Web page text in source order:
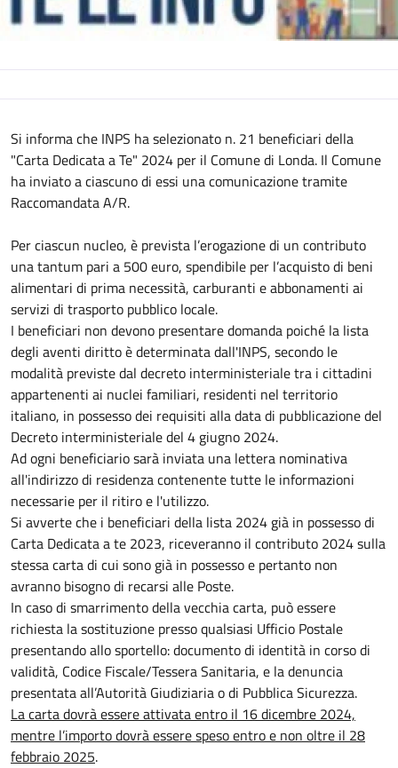
Descrizione
Si informa che INPS ha selezionato n. 21 beneficiari della
"Carta Dedicata a Te" 2024 per il Comune di Londa. Il Comune
ha inviato a ciascuno di essi una comunicazione tramite
Raccomandata A/R.
Per ciascun nucleo, è prevista l’erogazione di un contributo
una tantum pari a 500 euro, spendibile per l’acquisto di beni
alimentari di prima necessità, carburanti e abbonamenti ai
servizi di trasporto pubblico locale.
I beneficiari non devono presentare domanda poiché la lista
degli aventi diritto è determinata dall'INPS, secondo le
modalità previste dal decreto interministeriale tra i cittadini
appartenenti ai nuclei familiari, residenti nel territorio
italiano, in possesso dei requisiti alla data di pubblicazione del
Decreto interministeriale del 4 giugno 2024.
Ad ogni beneficiario sarà inviata una lettera nominativa
all'indirizzo di residenza contenente tutte le informazioni
necessarie per il ritiro e l'utilizzo.
Si avverte che i beneficiari della lista 2024 già in possesso di
Carta Dedicata a te 2023, riceveranno il contributo 2024 sulla
stessa carta di cui sono già in possesso e pertanto non
avranno bisogno di recarsi alle Poste.
In caso di smarrimento della vecchia carta, può essere
richiesta la sostituzione presso qualsiasi Ufficio Postale
presentando allo sportello: documento di identità in corso di
validità, Codice Fiscale/Tessera Sanitaria, e la denuncia
presentata all’Autorità Giudiziaria o di Pubblica Sicurezza.
La carta dovrà essere attivata entro il 16 dicembre 2024,
mentre l’importo dovrà essere speso entro e non oltre il 28
febbraio 2025.